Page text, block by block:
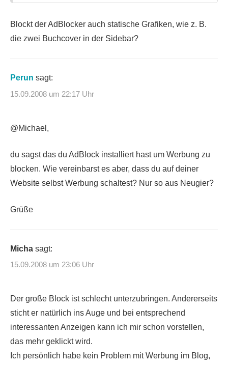
Blockt der AdBlocker auch statische Grafiken, wie z. B.
die zwei Buchcover in der Sidebar?
Perun sagt:
15.09.2008 um 22:17 Uhr
@Michael,
du sagst das du AdBlock installiert hast um Werbung zu
blocken. Wie vereinbarst es aber, dass du auf deiner
Website selbst Werbung schaltest? Nur so aus Neugier?
Grüße
Micha sagt:
15.09.2008 um 23:06 Uhr
Der große Block ist schlecht unterzubringen. Andererseits
sticht er natürlich ins Auge und bei entsprechend
interessanten Anzeigen kann ich mir schon vorstellen,
das mehr geklickt wird.
Ich persönlich habe kein Problem mit Werbung im Blog,